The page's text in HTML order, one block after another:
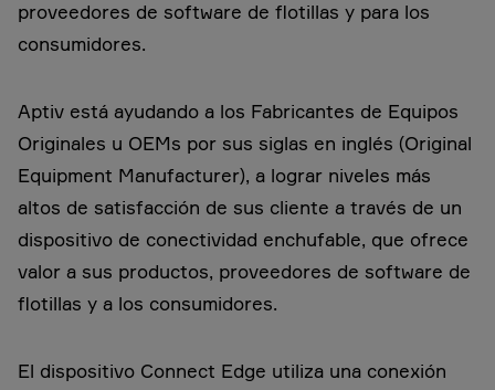
proveedores de software de flotillas y para los
consumidores.
Aptiv está ayudando a los Fabricantes de Equipos
Originales u OEMs por sus siglas en inglés (Original
Equipment Manufacturer), a lograr niveles más
altos de satisfacción de sus cliente a través de un
dispositivo de conectividad enchufable, que ofrece
valor a sus productos, proveedores de software de
flotillas y a los consumidores.
El dispositivo Connect Edge utiliza una conexión